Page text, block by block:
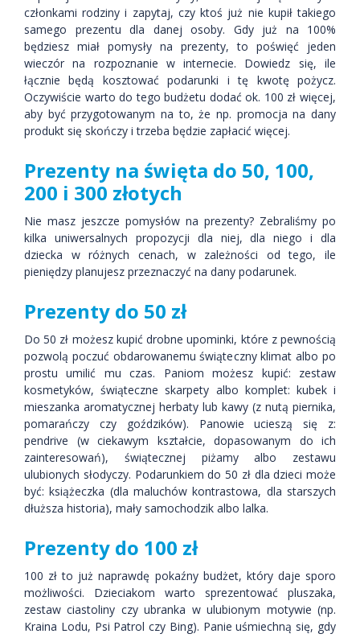
członkami rodziny i zapytaj, czy ktoś już nie kupił takiego
samego prezentu dla danej osoby. Gdy już na 100%
będziesz miał pomysły na prezenty, to poświęć jeden
wieczór na rozpoznanie w internecie. Dowiedz się, ile
łącznie będą kosztować podarunki i tę kwotę pożycz.
Oczywiście warto do tego budżetu dodać ok. 100 zł więcej,
aby być przygotowanym na to, że np. promocja na dany
produkt się skończy i trzeba będzie zapłacić więcej.
Prezenty na święta do 50, 100,
200 i 300 złotych
Nie masz jeszcze pomysłów na prezenty? Zebraliśmy po
kilka uniwersalnych propozycji dla niej, dla niego i dla
dziecka w różnych cenach, w zależności od tego, ile
pieniędzy planujesz przeznaczyć na dany podarunek.
Prezenty do 50 zł
Do 50 zł możesz kupić drobne upominki, które z pewnością
pozwolą poczuć obdarowanemu świąteczny klimat albo po
prostu umilić mu czas. Paniom możesz kupić: zestaw
kosmetyków, świąteczne skarpety albo komplet: kubek i
mieszanka aromatycznej herbaty lub kawy (z nutą piernika,
pomarańczy czy goździków). Panowie ucieszą się z:
pendrive (w ciekawym kształcie, dopasowanym do ich
zainteresowań), świątecznej piżamy albo zestawu
ulubionych słodyczy. Podarunkiem do 50 zł dla dzieci może
być: książeczka (dla maluchów kontrastowa, dla starszych
dłuższa historia), mały samochodzik albo lalka.
Prezenty do 100 zł
100 zł to już naprawdę pokaźny budżet, który daje sporo
możliwości. Dzieciakom warto sprezentować pluszaka,
zestaw ciastoliny czy ubranka w ulubionym motywie (np.
Kraina Lodu, Psi Patrol czy Bing). Panie uśmiechną się, gdy